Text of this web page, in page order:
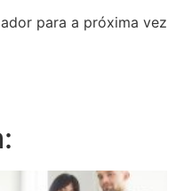
para a próxima vez